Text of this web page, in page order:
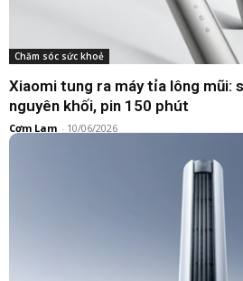
Xiaomi giảm giá 20% dịch vụ
Chăm sóc sức khoẻ
Xiaomi tung ra máy tỉa lông mũi:
nguyên khối, pin 150 phút
Cơm Lam - 10/06/2026